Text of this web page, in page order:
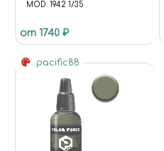
MOD. 1942 1/35
от 1740 ₽
pacific88